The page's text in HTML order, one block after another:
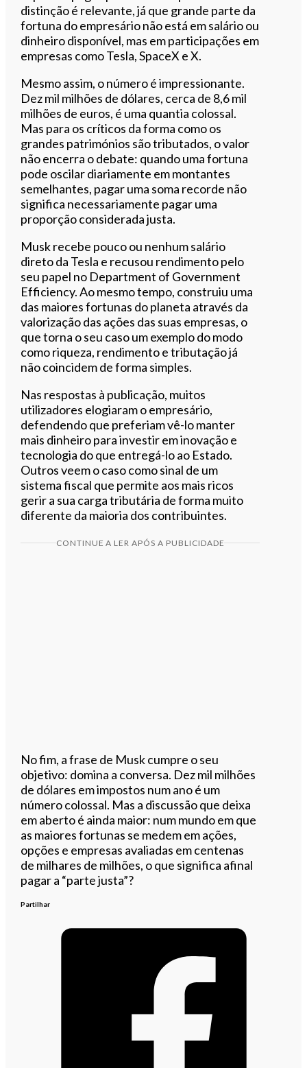
distinção é relevante, já que grande parte da
fortuna do empresário não está em salário ou
dinheiro disponível, mas em participações em
empresas como Tesla, SpaceX e X.
Mesmo assim, o número é impressionante.
Dez mil milhões de dólares, cerca de 8,6 mil
milhões de euros, é uma quantia colossal.
Mas para os críticos da forma como os
grandes patrimónios são tributados, o valor
não encerra o debate: quando uma fortuna
pode oscilar diariamente em montantes
semelhantes, pagar uma soma recorde não
significa necessariamente pagar uma
proporção considerada justa.
Musk recebe pouco ou nenhum salário
direto da Tesla e recusou rendimento pelo
seu papel no Department of Government
Efficiency. Ao mesmo tempo, construiu uma
das maiores fortunas do planeta através da
valorização das ações das suas empresas, o
que torna o seu caso um exemplo do modo
como riqueza, rendimento e tributação já
não coincidem de forma simples.
Nas respostas à publicação, muitos
utilizadores elogiaram o empresário,
defendendo que preferiam vê-lo manter
mais dinheiro para investir em inovação e
tecnologia do que entregá-lo ao Estado.
Outros veem o caso como sinal de um
sistema fiscal que permite aos mais ricos
gerir a sua carga tributária de forma muito
diferente da maioria dos contribuintes.
CONTINUE A LER APÓS A PUBLICIDADE
No fim, a frase de Musk cumpre o seu
objetivo: domina a conversa. Dez mil milhões
de dólares em impostos num ano é um
número colossal. Mas a discussão que deixa
em aberto é ainda maior: num mundo em que
as maiores fortunas se medem em ações,
opções e empresas avaliadas em centenas
de milhares de milhões, o que significa afinal
pagar a “parte justa”?
Partilhar